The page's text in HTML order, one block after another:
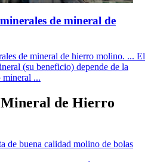
de mineral de
de mineral de hierro molino. ... El
(su beneficio) depende de la
mineral ...
Mineral de Hierro
de buena calidad molino de bolas